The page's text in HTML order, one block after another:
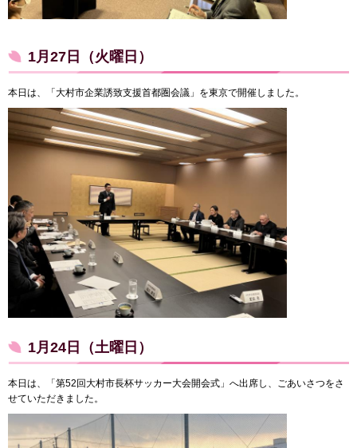
1月27日（火曜日）
本日は、「大村市企業誘致支援首都圏会議」を東京で開催しました。
1月24日（土曜日）
本日は、「第52回大村市長杯サッカー大会開会式」へ出席し、ごあいさつをさ
せていただきました。